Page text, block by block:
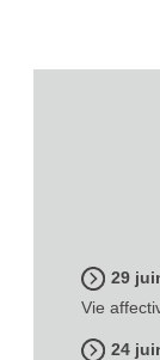
29
Vie
24